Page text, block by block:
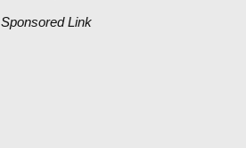
Sponsored Link